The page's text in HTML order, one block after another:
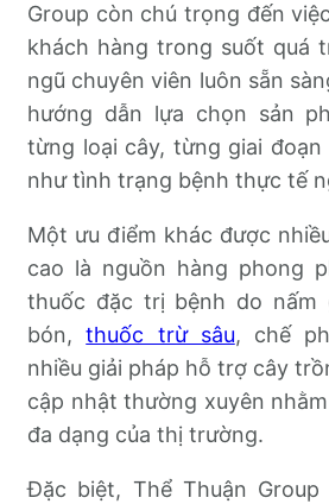
Group còn chú trọng đến
khách hàng trong suốt quá
ngũ chuyên viên luôn sẵn
hướng dẫn lựa chọn sản
từng loại cây, từng giai
như tình trạng bệnh thực tế
Một ưu điểm khác được
cao là nguồn hàng phong
thuốc đặc trị bệnh do nấm
bón,thuốc trừ sâu, chế
nhiều giải pháp hỗ trợ cây
cập nhật thường xuyên
đa dạng của thị trường.
Đặc biệt, Thể Thuận